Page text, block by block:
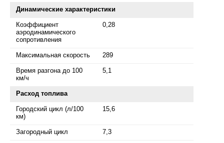
Динамические характеристики
Коэффициент
аэродинамического
сопротивления
0,28
Максимальная скорость 289
Время разгона до 100
км/ч
5,1
Расход топлива
Городский цикл (л/100
км)
15,6
Загородный цикл 7,3